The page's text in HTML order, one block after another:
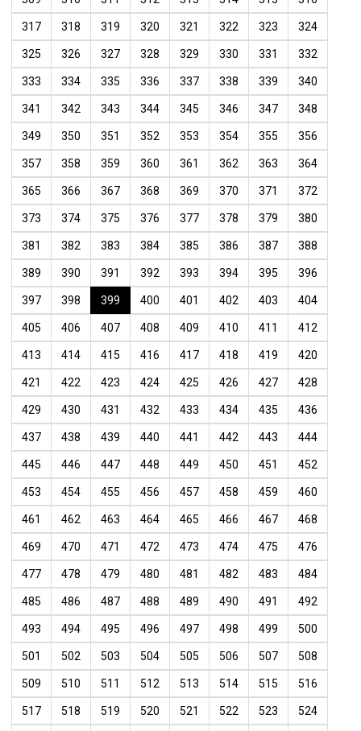
317 318 319 320 321 322 323 324
325 326 327 328 329 330 331 332
333 334 335 336 337 338 339 340
341 342 343 344 345 346 347 348
349 350 351 352 353 354 355 356
357 358 359 360 361 362 363 364
365 366 367 368 369 370 371 372
373 374 375 376 377 378 379 380
381 382 383 384 385 386 387 388
389 390 391 392 393 394 395 396
397 398 399 400 401 402 403 404
405 406 407 408 409 410 411 412
413 414 415 416 417 418 419 420
421 422 423 424 425 426 427 428
429 430 431 432 433 434 435 436
437 438 439 440 441 442 443 444
445 446 447 448 449 450 451 452
453 454 455 456 457 458 459 460
461 462 463 464 465 466 467 468
469 470 471 472 473 474 475 476
477 478 479 480 481 482 483 484
485 486 487 488 489 490 491 492
493 494 495 496 497 498 499 500
501 502 503 504 505 506 507 508
509 510 511 512 513 514 515 516
517 518 519 520 521 522 523 524